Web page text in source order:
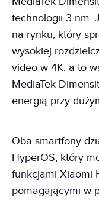
technologii 3 nm.
na rynku, który
wysokiej
video w 4K, a to
MediaTek
energią przy
Oba smartfony
HyperOS, który
funkcjami Xiaomi
pomagającymi w